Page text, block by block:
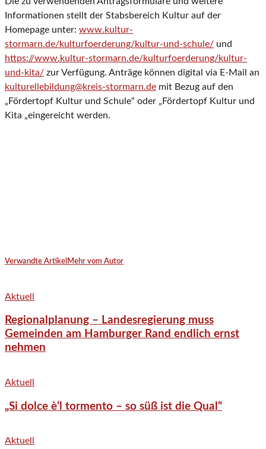
Informationen stellt der Stabsbereich Kultur auf der
Homepage unter: www.kultur-
stormarn.de/kulturfoerderung/kultur-und-schule/ und
https://www.kultur-stormarn.de/kulturfoerderung/kultur-
und-kita/ zur Verfügung. Anträge können digital via E-Mail an
kulturellebildung@kreis-stormarn.de mit Bezug auf den
„Fördertopf Kultur und Schule“ oder „Fördertopf Kultur und
Kita „eingereicht werden.
Verwandte Artikel Mehr vom Autor
Aktuell
Regionalplanung – Landesregierung muss
Gemeinden am Hamburger Rand endlich ernst
nehmen
Aktuell
„Si dolce è’l tormento – so süß ist die Qual“
Aktuell